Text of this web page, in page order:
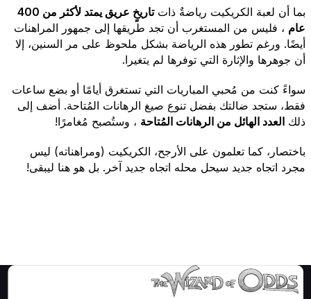
بما أن لعبة الكريكيت رياضةٌ ذات
تاريخٍ عريق يمتد لأكثر من 400
عام، فليس من المستغرب أن تجد طريقها إلى جمهور المراهنات
أيضًا. ورغم تطور هذه الرياضة بشكل ملحوظ على مر السنين، إلا
أن جوهرها والإثارة التي توفرها لم يتغيرا.
سواءً كنت من مُحبي المباريات التي تستغرق أيامًا أو بضع ساعات
فقط، ستجد ضالتك بفضل تنوع صيغ الرهانات المُتاحة. أضف إلى
ذلكالعدد الهائل من الرهانات المُتاحة، وستُصبح مُغامرًا!
باختصار، كما تعلمون على الأرجح، الكريكيت (ومراهناته) ليس
مجرد اتجاه جديد سيحل محله اتجاه جديد آخر. بل هو هنا ليبقى!